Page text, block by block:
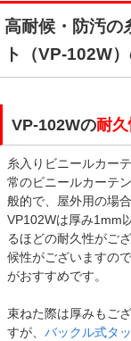
高耐候・防汚の
ト（VP-102W
VP-102Wの耐
糸入りビニールカー
常のビニールカーテ
般的で、屋外用の場
VP102Wは厚み1mm
るほどの耐久性がご
候性がございますの
がおすすめです。
束ねた際は厚みもご
すが、 バックル式タ